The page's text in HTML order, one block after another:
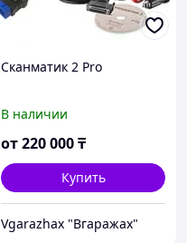
Сканматик 2 Pro
В наличии
от220 000₸
Купить
Vgarazhax "Вгаражах"